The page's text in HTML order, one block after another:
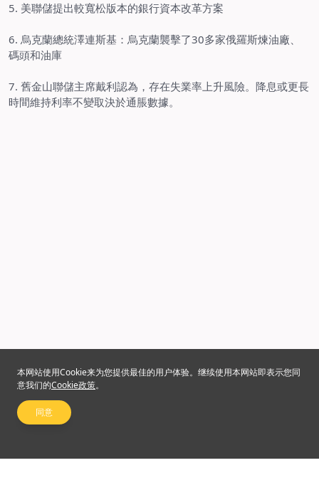
5. 美聯儲提出較寬松版本的銀行資本改革方案
6. 烏克蘭總統澤連斯基：烏克蘭襲擊了30多家俄羅斯煉油廠、
碼頭和油庫
7. 舊金山聯儲主席戴利認為，存在失業率上升風險。降息或更長
時間維持利率不變取決於通脹數據。
本网站使用Cookie来为您提供最佳的用户体验。继续使用本网站即表示您同
意我们的Cookie政策。
同意